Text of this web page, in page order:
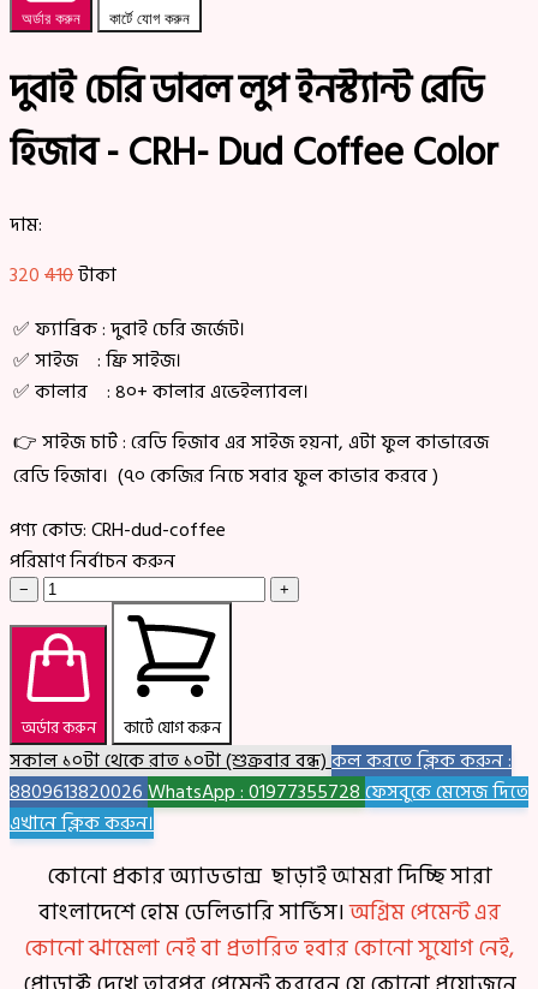
অর্ডার করুন কার্টে যোগ করুন
দুবাই চেরি ডাবল লুপ ইনস্ট্যান্ট রেডি
হিজাব - CRH- Dud Coffee Color
দাম:
320410টাকা
✅ ফ্যাব্রিক : দুবাই চেরি জর্জেট।
✅ সাইজ : ফ্রি সাইজ।
✅ কালার : ৪০+ কালার এভেইল্যাবল।
👉 সাইজ চার্ট : রেডি হিজাব এর সাইজ হয়না, এটা ফুল কাভারেজ
রেডি হিজাব। (৭০ কেজির নিচে সবার ফুল কাভার করবে )
পণ্য কোড:CRH-dud-coffee
পরিমাণ নির্বাচন করুন
− +
অর্ডার করুন কার্টে যোগ করুন
সকাল ১০টা থেকে রাত ১০টা (শুক্রবার বন্ধ)কল করতে ক্লিক করুন :
8809613820026WhatsApp : 01977355728ফেসবুকে মেসেজ দিতে
এখানে ক্লিক করুন।
কোনো প্রকার অ্যাডভান্স ছাড়াই আমরা দিচ্ছি সারা
বাংলাদেশে হোম ডেলিভারি সার্ভিস।অগ্রিম পেমেন্ট এর
কোনো ঝামেলা নেই বা প্রতারিত হবার কোনো সুযোগ নেই,